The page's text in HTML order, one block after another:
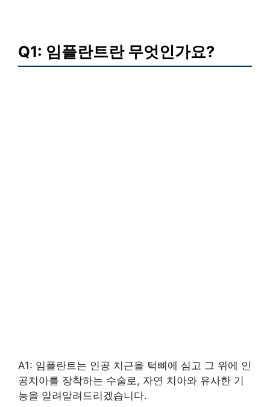
Q1: 임플란트란 무엇인가요?
A1: 임플란트는 인공 치근을 턱뼈에 심고 그 위에 인
공치아를 장착하는 수술로, 자연 치아와 유사한 기
능을 알려알려드리겠습니다.